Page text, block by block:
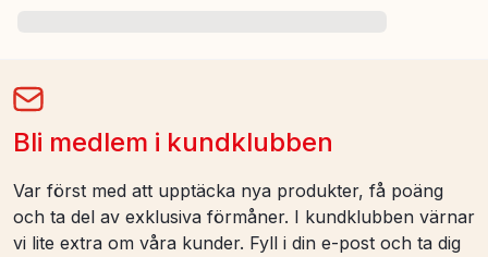
Bli medlem i kundklubben
Var först med att upptäcka nya produkter, få poäng
och ta del av exklusiva förmåner. I kundklubben värnar
vi lite extra om våra kunder. Fyll i din e-post och ta dig